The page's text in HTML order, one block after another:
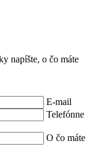
napíšte, o čo máte
E-mail
Telefónne
O čo máte